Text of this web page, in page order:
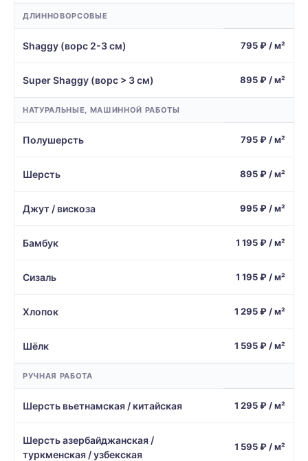
ДЛИННОВОРСОВЫЕ
Shaggy (ворс 2-3 см) 795 ₽ / м²
Super Shaggy (ворс > 3 см) 895 ₽ / м²
НАТУРАЛЬНЫЕ, МАШИННОЙ РАБОТЫ
Полушерсть 795 ₽ / м²
Шерсть 895 ₽ / м²
Джут / вискоза 995 ₽ / м²
Бамбук 1 195 ₽ / м²
Сизаль 1 195 ₽ / м²
Хлопок 1 295 ₽ / м²
Шёлк 1 595 ₽ / м²
РУЧНАЯ РАБОТА
Шерсть вьетнамская / китайская 1 295 ₽ / м²
Шерсть азербайджанская /
туркменская / узбекская
1 595 ₽ / м²